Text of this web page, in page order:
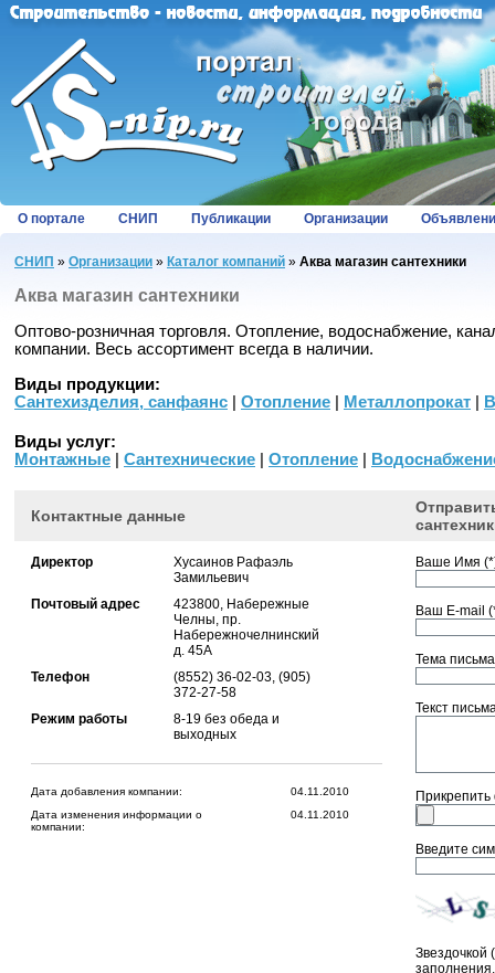
О портале СНИП Публикации Организации
СНИП » Организации » Каталог компаний » Аква магазин сантехники
Аква магазин сантехники
Оптово-розничная торговля. Отопление, водоснабжение,
компании. Весь ассортимент всегда в наличии.
Виды продукции:
Сантехизделия, санфаянс
Отопление Металлопрокат
Виды услуг:
Монтажные
Сантехнические Отопление
Контактные данные
Директор
Хусаинов Рафаэль
Замильевич
Почтовый адрес
423800, Набережные
Челны, пр.
Набережночелнинский
д. 45А
Телефон
(8552) 36-02-03, (905)
372-27-58
Режим работы
8-19 без обеда и
выходных
Дата добавления компании:
04.11.2010
Дата изменения информации о
компании:
04.11.2010
Ваше Имя
Ваш E-mail
Тема
Текст
Введите
Звездочкой
заполнения.